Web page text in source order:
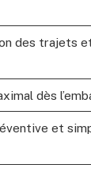
des trajets
dès
et